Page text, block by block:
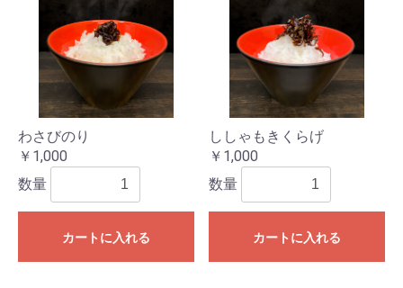
わさびのり
￥1,000
数量
カートに入れる
ししゃもきくらげ
￥1,000
数量
カートに入れる